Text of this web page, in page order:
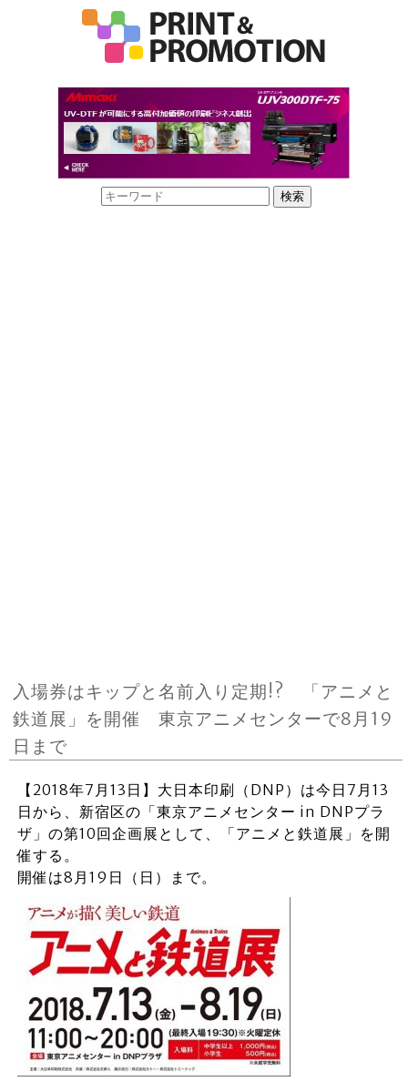
入場券はキップと名前入り定期!? 「アニメと
鉄道展」を開催 東京アニメセンターで8月19
日まで
【2018年7月13日】大日本印刷（DNP）は今日7月13
日から、新宿区の「東京アニメセンター in DNPプラ
ザ」の第10回企画展として、「アニメと鉄道展」を開
催する。
開催は8月19日（日）まで。